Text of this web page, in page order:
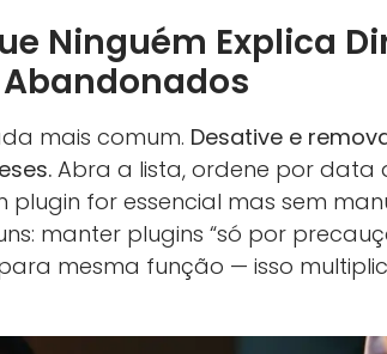
Ninguém Explica
mais comum. Desative e
Abra a lista, ordene por data
plugin for essencial mas sem
manter plugins “só por
mesma função — isso